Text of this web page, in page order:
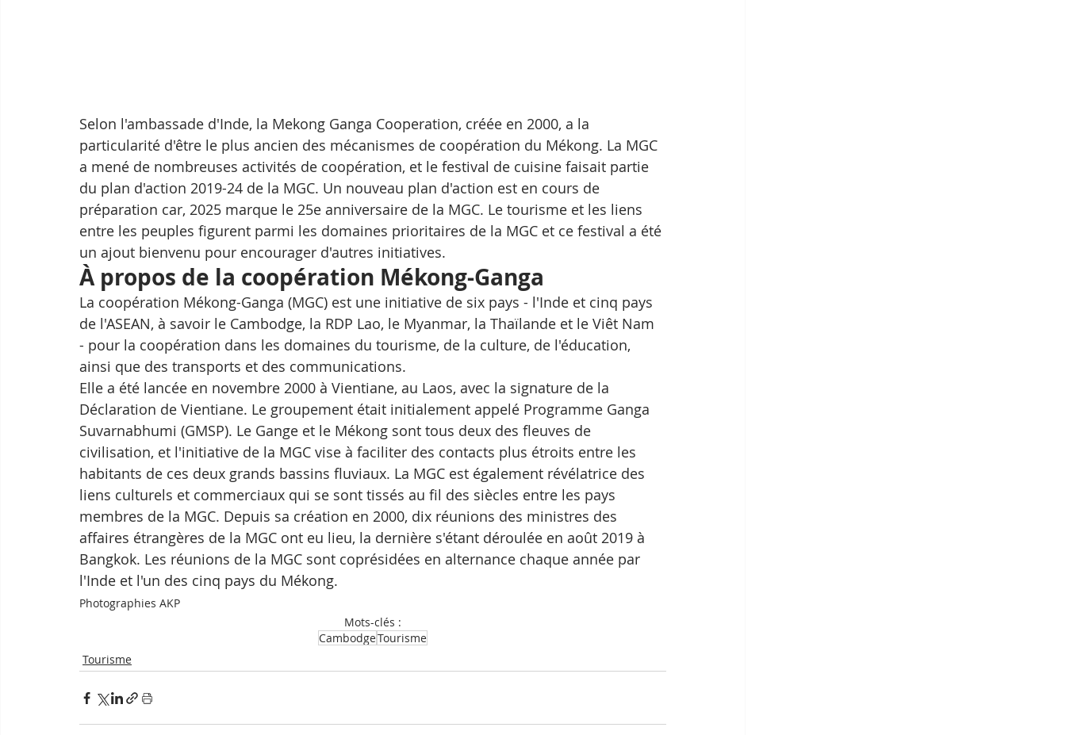
Selon l'ambassade d'Inde, la Mekong Ganga Cooperation, créée en 2000, a la
particularité d'être le plus ancien des mécanismes de coopération du Mékong. La MGC
a mené de nombreuses activités de coopération, et le festival de cuisine faisait partie
du plan d'action 2019-24 de la MGC. Un nouveau plan d'action est en cours de
préparation car, 2025 marque le 25e anniversaire de la MGC. Le tourisme et les liens
entre les peuples figurent parmi les domaines prioritaires de la MGC et ce festival a été
un ajout bienvenu pour encourager d'autres initiatives.
À propos de la coopération Mékong-Ganga
La coopération Mékong-Ganga (MGC) est une initiative de six pays - l'Inde et cinq pays
de l'ASEAN, à savoir le Cambodge, la RDP Lao, le Myanmar, la Thaïlande et le Viêt Nam
- pour la coopération dans les domaines du tourisme, de la culture, de l'éducation,
ainsi que des transports et des communications.
Elle a été lancée en novembre 2000 à Vientiane, au Laos, avec la signature de la
Déclaration de Vientiane. Le groupement était initialement appelé Programme Ganga
Suvarnabhumi (GMSP). Le Gange et le Mékong sont tous deux des fleuves de
civilisation, et l'initiative de la MGC vise à faciliter des contacts plus étroits entre les
habitants de ces deux grands bassins fluviaux. La MGC est également révélatrice des
liens culturels et commerciaux qui se sont tissés au fil des siècles entre les pays
membres de la MGC. Depuis sa création en 2000, dix réunions des ministres des
affaires étrangères de la MGC ont eu lieu, la dernière s'étant déroulée en août 2019 à
Bangkok. Les réunions de la MGC sont coprésidées en alternance chaque année par
l'Inde et l'un des cinq pays du Mékong.
Photographies AKP
Mots-clés :
CambodgeTourisme
Tourisme